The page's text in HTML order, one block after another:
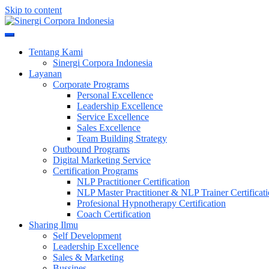
Skip to content
Sinergi Corpora Indonesia
Tentang Kami
Sinergi Corpora Indonesia
Layanan
Corporate Programs
Personal Excellence
Leadership Excellence
Service Excellence
Sales Excellence
Team Building Strategy
Outbound Programs
Digital Marketing Service
Certification Programs
NLP Practitioner Certification
NLP Master Practitioner & NLP Trainer
Profesional Hypnotherapy Certification
Coach Certification
Sharing Ilmu
Self Development
Leadership Excellence
Sales & Marketing